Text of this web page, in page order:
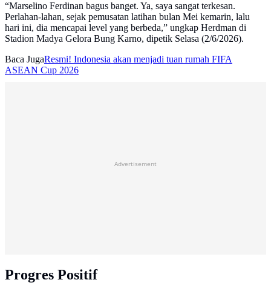
“Marselino Ferdinan bagus banget. Ya, saya sangat terkesan.
Perlahan-lahan, sejak pemusatan latihan bulan Mei kemarin, lalu
hari ini, dia mencapai level yang berbeda,” ungkap Herdman di
Stadion Madya Gelora Bung Karno, dipetik Selasa (2/6/2026).
Baca JugaResmi! Indonesia akan menjadi tuan rumah FIFA
ASEAN Cup 2026
Advertisement
Progres Positif